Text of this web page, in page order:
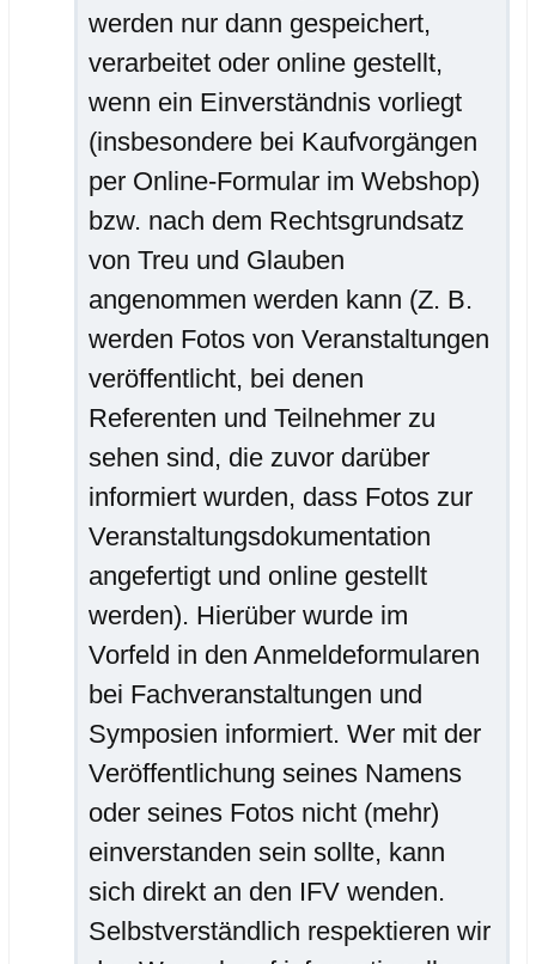
werden nur dann gespeichert,
verarbeitet oder online gestellt,
wenn ein Einverständnis vorliegt
(insbesondere bei Kaufvorgängen
per Online-Formular im Webshop)
bzw. nach dem Rechtsgrundsatz
von Treu und Glauben
angenommen werden kann (Z. B.
werden Fotos von Veranstaltungen
veröffentlicht, bei denen
Referenten und Teilnehmer zu
sehen sind, die zuvor darüber
informiert wurden, dass Fotos zur
Veranstaltungsdokumentation
angefertigt und online gestellt
werden). Hierüber wurde im
Vorfeld in den Anmeldeformularen
bei Fachveranstaltungen und
Symposien informiert. Wer mit der
Veröffentlichung seines Namens
oder seines Fotos nicht (mehr)
einverstanden sein sollte, kann
sich direkt an den IFV wenden.
Selbstverständlich respektieren wir